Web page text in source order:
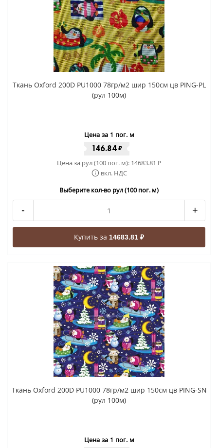
Ткань Oxford 200D PU1000 78гр/м2 шир 150см цв PING-PL
(рул 100м)
Цена за 1 пог. м
146.84 ₽
Цена за рул (100 пог. м): 14683.81 ₽
вкл. НДС
Выберите кол-во рул (100 пог. м)
- +
Купить за 14683.81 ₽
Ткань Oxford 200D PU1000 78гр/м2 шир 150см цв PING-SN
(рул 100м)
Цена за 1 пог. м